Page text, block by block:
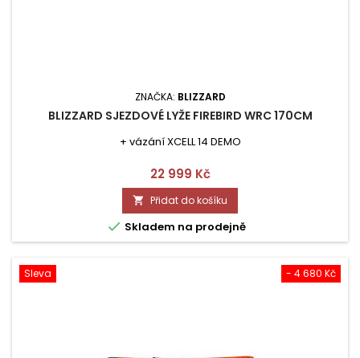
ZNAČKA: BLIZZARD
BLIZZARD SJEZDOVÉ LYŽE FIREBIRD WRC 170CM
+ vázání XCELL 14 DEMO
Cena
22 999 Kč
 Přidat do košíku
 Skladem na prodejně
- 4 680 Kč
Sleva